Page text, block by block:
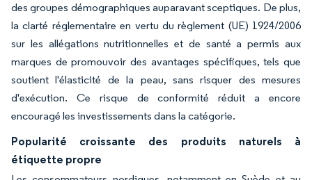
des groupes démographiques auparavant sceptiques. De plus,
la clarté réglementaire en vertu du règlement (UE) 1924/2006
sur les allégations nutritionnelles et de santé a permis aux
marques de promouvoir des avantages spécifiques, tels que
soutient l'élasticité de la peau, sans risquer des mesures
d'exécution. Ce risque de conformité réduit a encore
encouragé les investissements dans la catégorie.
Popularité croissante des produits naturels à
étiquette propre